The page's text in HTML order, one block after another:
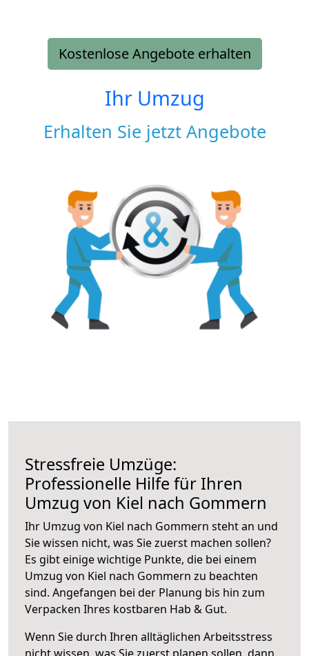
Kostenlose Angebote erhalten
Ihr Umzug
Erhalten Sie jetzt Angebote
Stressfreie Umzüge:
Professionelle Hilfe für Ihren
Umzug von Kiel nach Gommern
Ihr Umzug von Kiel nach Gommern steht an und
Sie wissen nicht, was Sie zuerst machen sollen?
Es gibt einige wichtige Punkte, die bei einem
Umzug von Kiel nach Gommern zu beachten
sind. Angefangen bei der Planung bis hin zum
Verpacken Ihres kostbaren Hab & Gut.
Wenn Sie durch Ihren alltäglichen Arbeitsstress